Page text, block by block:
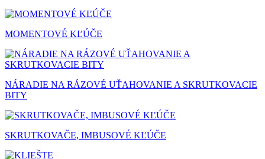
MOMENTOVÉ KĽÚČE
NÁRADIE NA RÁZOVÉ UŤAHOVANIE A SKRUTKOVACIE
BITY
SKRUTKOVAČE, IMBUSOVÉ KĽÚČE